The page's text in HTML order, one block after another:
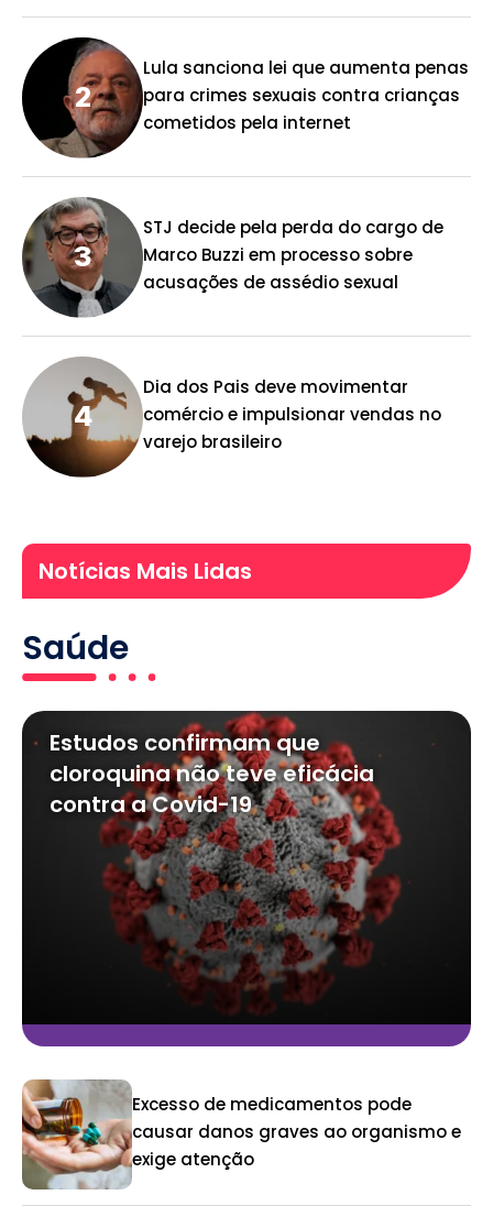
Lula sanciona lei que aumenta penas
para crimes sexuais contra crianças
cometidos pela internet
STJ decide pela perda do cargo de
Marco Buzzi em processo sobre
acusações de assédio sexual
Dia dos Pais deve movimentar
comércio e impulsionar vendas no
varejo brasileiro
Notícias Mais Lidas
Saúde
Estudos confirmam que
cloroquina não teve eficácia
contra a Covid-19
Excesso de medicamentos pode
causar danos graves ao organismo e
exige atenção